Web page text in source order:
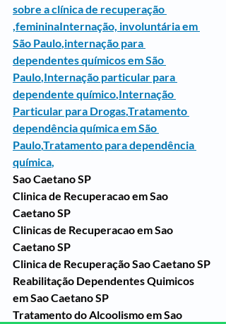
sobre a clínica de recuperação
,femininaInternação, involuntária em
São Paulo,internação para
dependentes químicos em São
Paulo,Internação particular para
dependente químico,Internação
Particular para Drogas,Tratamento
dependência química em São
Paulo,Tratamento para dependência
química,
Sao Caetano SP
Clinica de Recuperacao em Sao
Caetano SP
Clinicas de Recuperacao em Sao
Caetano SP
Clinica de Recuperação Sao Caetano SP
Reabilitação Dependentes Quimicos
em Sao Caetano SP
Tratamento do Alcoolismo em Sao